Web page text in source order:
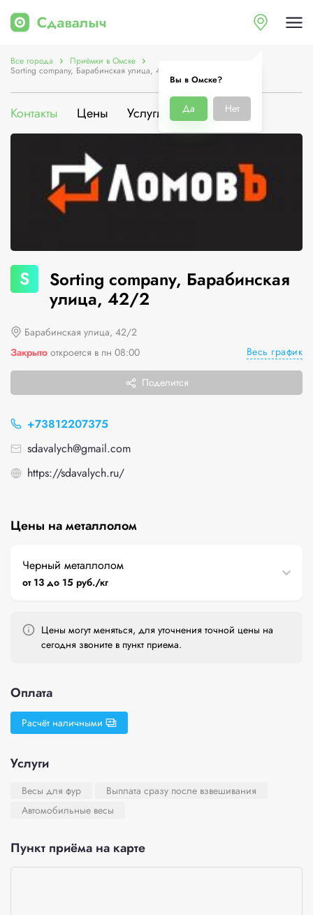
Вы в Омске?
Да Нет
Все города Приёмки в Омске
Sorting company, Барабинская улица, 42/2
Контакты Цены Услуги О компании
S
Sorting company, Барабинская
улица, 42/2
Барабинская улица, 42/2
Закрыто откроется в пн 08:00 Весь график
Поделится
+73812207375
sdavalych@gmail.com
https://sdavalych.ru/
Цены на металлолом
Черный металлолом
от 13 до 15 руб./кг
Цены могут меняться, для уточнения точной цены на
сегодня звоните в пункт приема.
Оплата
Расчёт наличными
Услуги
Весы для фур
Выплата сразу после взвешивания
Автомобильные весы
Пункт приёма на карте